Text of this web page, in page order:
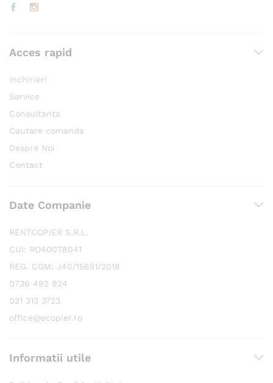
Acces rapid
Inchirieri
Service
Consultanta
Cautare comanda
Despre Noi
Contact
Date Companie
RENTCOPIER S.R.L.
CUI: RO40078041
REG. COM: J40/15651/2018
0736 492 924
021 313 3723
office@ecopier.ro
Informatii utile